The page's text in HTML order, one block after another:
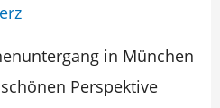
in München
Perspektive